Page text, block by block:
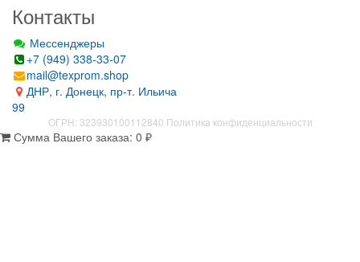
Контакты
Мессенджеры
+7 (949) 338-33-07
mail@texprom.shop
ДНР, г. Донецк, пр-т. Ильича
99
ОГРН: 323930100112840 Политика конфиденциальности
Сумма Вашего заказа: 0 ₽